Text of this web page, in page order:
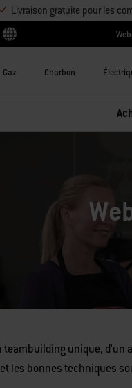
Livraison gratuite pour les
un pays
Gaz Charbon
teambuilding unique, d'un
les bonnes techniques